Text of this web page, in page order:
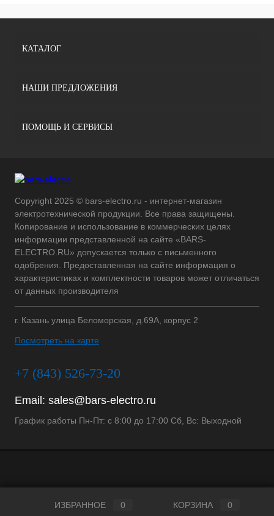
КАТАЛОГ
НАШИ ПРЕДЛОЖЕНИЯ
ПОМОЩЬ И СЕРВИСЫ
Copyright 2025 © bars-electro.ru - интернет-магазин
электротехнической продукции. Все права защищены.
Копирование и использование в коммерческих целях
информации представленной на сайте «BARS-
ELECTRO.RU» допускается только с письменного
одобрения. Предоставленная на сайте информация о
характеристиках и комплектности товаров может отличаться
от данных производителя
г. Казань улица Беломорская, д.69А, корпус 2
Посмотреть на карте
+7 (843) 526-73-20
Email: sales@bars-electro.ru
График работы Пн-Пт: с 8:00 до 17:00 Сб, Вс: Выходной
ИЗБРАННОЕ 0 КОРЗИНА 0